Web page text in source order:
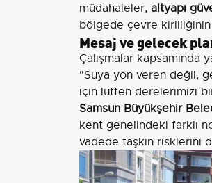
müdahaleler, altyapı
bölgede çevre kirliliğinin
Mesaj ve gelecek
Çalışmalar
"Suya yön veren değil,
için lütfen derelerimizi
Samsun Büyükşehir
kent genelindeki farklı
vadede taşkın risklerini